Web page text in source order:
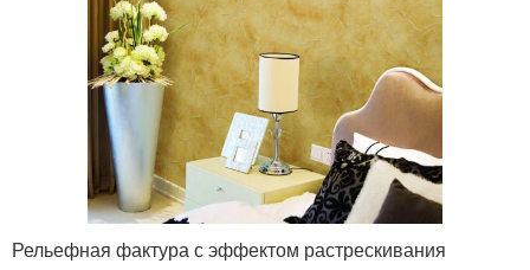
Рельефная фактура с эффектом растрескивания